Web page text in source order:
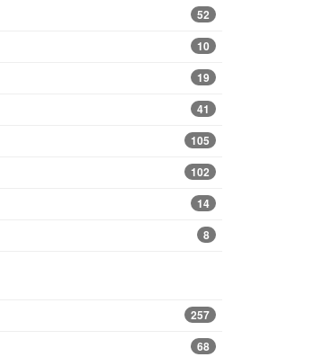
52
10
19
41
105
102
14
8
257
68